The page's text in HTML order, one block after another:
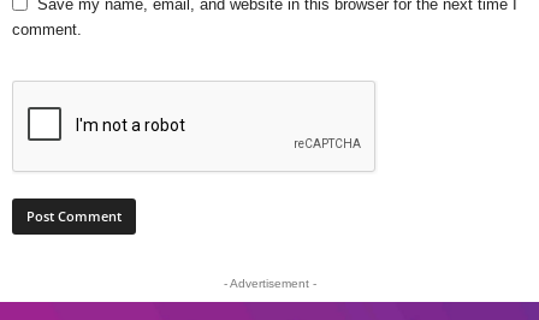
Save my name, email, and website in this browser for the next time I
comment.
- Advertisement -